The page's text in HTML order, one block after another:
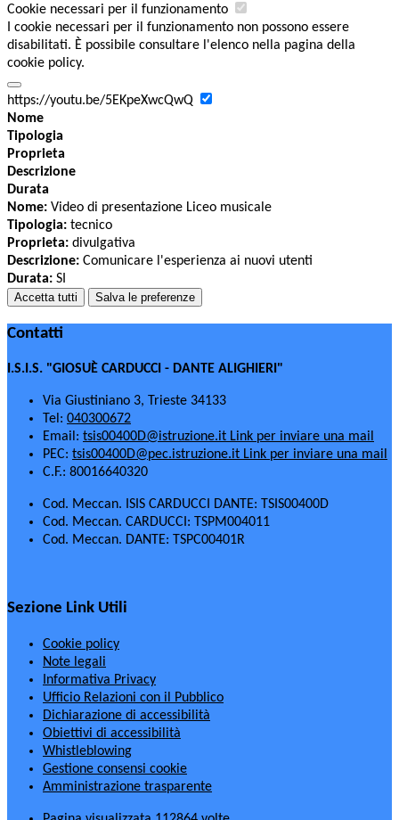
Cookie necessari per il funzionamento
I cookie necessari per il funzionamento non possono essere
disabilitati. È possibile consultare l'elenco nella pagina della
cookie policy.
https://youtu.be/5EKpeXwcQwQ
Nome
Tipologia
Proprieta
Descrizione
Durata
Nome: Video di presentazione Liceo musicale
Tipologia: tecnico
Proprieta: divulgativa
Descrizione: Comunicare l'esperienza ai nuovi utenti
Durata: SI
Accetta tutti Salva le preferenze
Contatti
I.S.I.S. "GIOSUÈ CARDUCCI - DANTE ALIGHIERI"
Via Giustiniano 3, Trieste 34133
Tel: 040300672
Email: tsis00400D@istruzione.it Link per inviare una mail
PEC: tsis00400D@pec.istruzione.it Link per inviare una mail
C.F.: 80016640320
Cod. Meccan. ISIS CARDUCCI DANTE: TSIS00400D
Cod. Meccan. CARDUCCI: TSPM004011
Cod. Meccan. DANTE: TSPC00401R
Sezione Link Utili
Cookie policy
Note legali
Informativa Privacy
Ufficio Relazioni con il Pubblico
Dichiarazione di accessibilità
Obiettivi di accessibilità
Whistleblowing
Gestione consensi cookie
Amministrazione trasparente